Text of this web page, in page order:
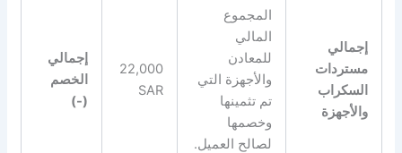
إجمالي
مستردات
السكراب
والأجهزة
المجموع
المالي
للمعادن
والأجهزة التي
تم تثمينها
وخصمها
لصالح العميل.
SAR
إجمالي
الخصم
(-)